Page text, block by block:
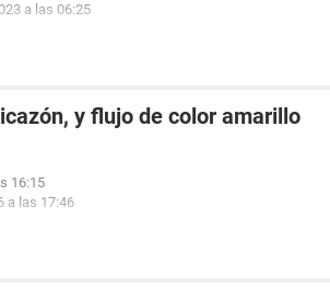
a las 06:25
y flujo de color amarillo
16:15
a las 17:46